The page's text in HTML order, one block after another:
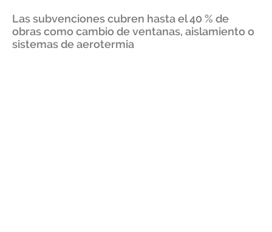
Las subvenciones cubren hasta el 40 % de
obras como cambio de ventanas, aislamiento o
sistemas de aerotermia